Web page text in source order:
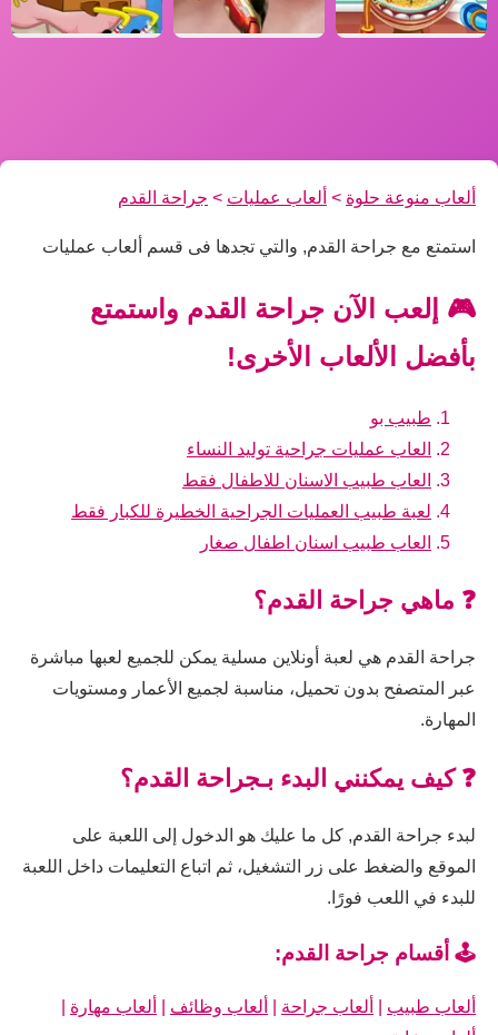
ألعاب منوعة حلوة > ألعاب عمليات > جراحة القدم
استمتع مع جراحة القدم, والتي تجدها فى قسم ألعاب عمليات
🎮 إلعب الآن جراحة القدم واستمتع
بأفضل الألعاب الأخرى!
طبيب بو
العاب عمليات جراحية توليد النساء
العاب طبيب الاسنان للاطفال فقط
لعبة طبيب العمليات الجراحية الخطيرة للكبار فقط
العاب طبيب اسنان اطفال صغار
❓ ماهي جراحة القدم؟
جراحة القدم هي لعبة أونلاين مسلية يمكن للجميع لعبها مباشرة
عبر المتصفح بدون تحميل، مناسبة لجميع الأعمار ومستويات
المهارة.
❓ كيف يمكنني البدء بـجراحة القدم؟
لبدء جراحة القدم, كل ما عليك هو الدخول إلى اللعبة على
الموقع والضغط على زر التشغيل، ثم اتباع التعليمات داخل اللعبة
للبدء في اللعب فورًا.
🕹️ أقسام جراحة القدم:
ألعاب طبيب ألعاب جراحة ألعاب وظائف ألعاب مهارة